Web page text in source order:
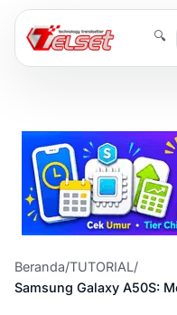
🔍
Beranda/TUTORIAL/
Samsung Galaxy A50S: